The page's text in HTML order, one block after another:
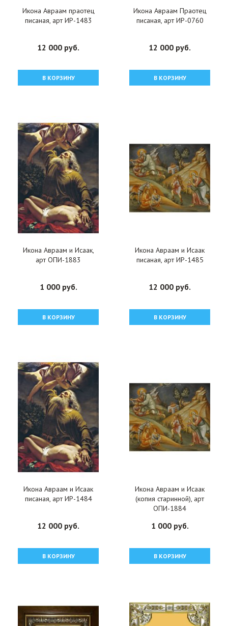
Икона Авраам праотец
писаная, арт ИР-1483
12 000 руб.
В КОРЗИНУ
Икона Авраам Праотец
писаная, арт ИР-0760
12 000 руб.
В КОРЗИНУ
Икона Авраам и Исаак,
арт ОПИ-1883
1 000 руб.
В КОРЗИНУ
Икона Авраам и Исаак
писаная, арт ИР-1485
12 000 руб.
В КОРЗИНУ
Икона Авраам и Исаак
писаная, арт ИР-1484
12 000 руб.
В КОРЗИНУ
Икона Авраам и Исаак
(копия старинной), арт
ОПИ-1884
1 000 руб.
В КОРЗИНУ